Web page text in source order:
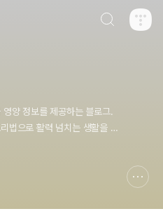
양 정보를 제공하는 블로그.
법으로 활력 넘치는 생활을 시